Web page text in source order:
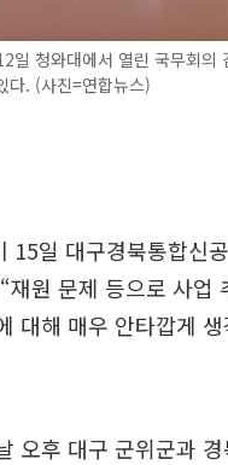
일 청와대에서 열린 국무회의
다. (사진=연합뉴스)
15일 대구경북통합신
재원 문제 등으로 사업
대해 매우 안타깝게
오후 대구 군위군과